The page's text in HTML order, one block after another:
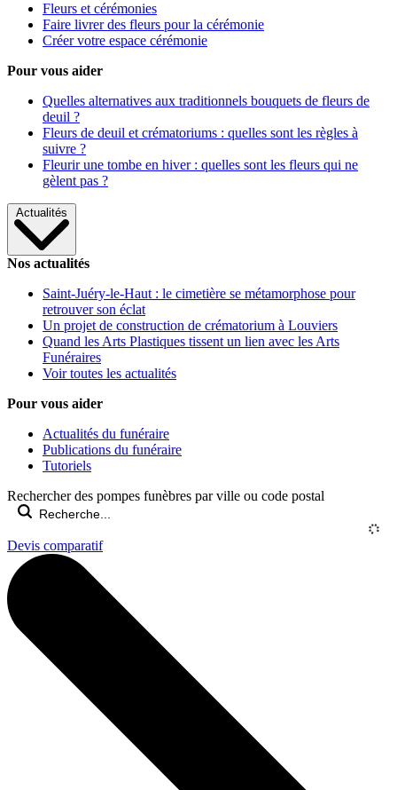
Fleurs et cérémonies
Faire livrer des fleurs pour la cérémonie
Créer votre espace cérémonie
Pour vous aider
Quelles alternatives aux traditionnels bouquets de fleurs de
deuil ?
Fleurs de deuil et crématoriums : quelles sont les règles à
suivre ?
Fleurir une tombe en hiver : quelles sont les fleurs qui ne
gèlent pas ?
Actualités
Nos actualités
Saint-Juéry-le-Haut : le cimetière se métamorphose pour
retrouver son éclat
Un projet de construction de crématorium à Louviers
Quand les Arts Plastiques tissent un lien avec les Arts
Funéraires
Voir toutes les actualités
Pour vous aider
Actualités du funéraire
Publications du funéraire
Tutoriels
Rechercher des pompes funèbres par ville ou code postal
Devis comparatif